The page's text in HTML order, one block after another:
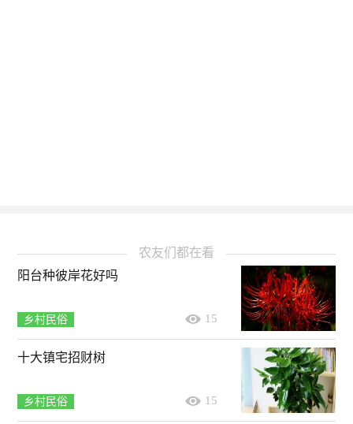
农友们都在看
阳台种彼岸花好吗
乡村民俗 15
十大镇宅招财树
乡村民俗 15